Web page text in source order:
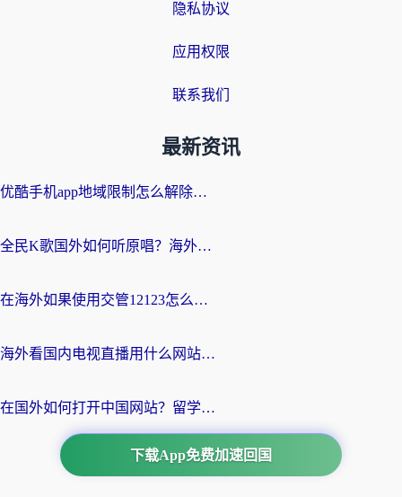
隐私协议
应用权限
联系我们
最新资讯
优酷手机app地域限制怎么解除？海外党亲测有效的追剧方案
全民K歌国外如何听原唱？海外党亲测有效的回国加速器选择指南
在海外如果使用交管12123怎么处理？留学生亲测有效的回国加速方案
海外看国内电视直播用什么网站比较好？一篇解决你所有追剧难题的实用指南
在国外如何打开中国网站？留学生与海外华人的无缝访问指南
下载App免费加速回国